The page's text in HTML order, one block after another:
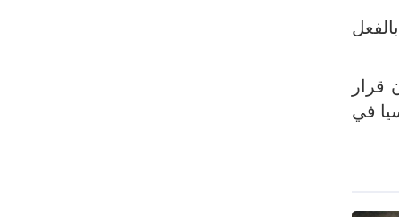
قرار
في